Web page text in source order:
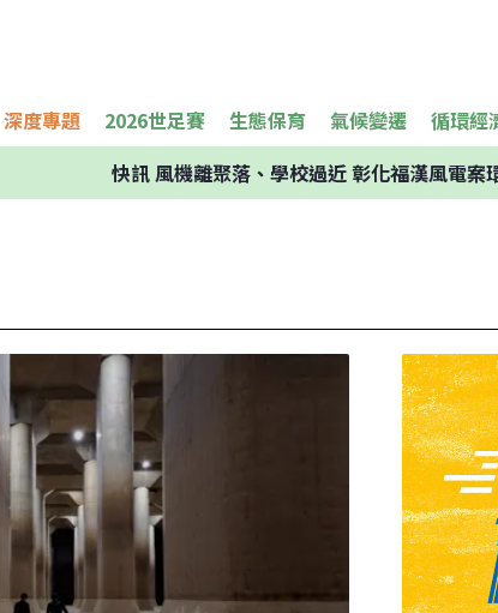
深度專題 2026世足賽 生態保育 氣候變遷 循環經
快訊風機離聚落、學校過近 彰化福漢風電案